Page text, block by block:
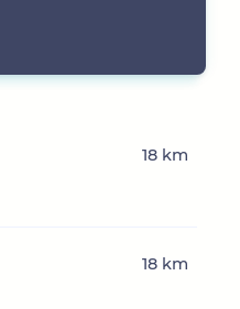
18 km
18 km